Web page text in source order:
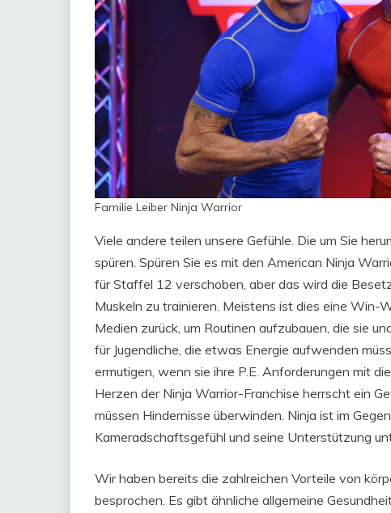
Familie Leiber Ninja Warrior
Viele andere teilen unsere Gefühle. Die um Sie
spüren. Spüren Sie es mit den American Ninja
für Staffel 12 verschoben, aber das wird die
Muskeln zu trainieren. Meistens ist dies eine Win-
Medien zurück, um Routinen aufzubauen, die sie
für Jugendliche, die etwas Energie aufwenden
ermutigen, wenn sie ihre P.E. Anforderungen mit
Herzen der Ninja Warrior-Franchise herrscht ein
müssen Hindernisse überwinden. Ninja ist im
Kameradschaftsgefühl und seine Unterstützung
Wir haben bereits die zahlreichen Vorteile von
besprochen. Es gibt ähnliche allgemeine